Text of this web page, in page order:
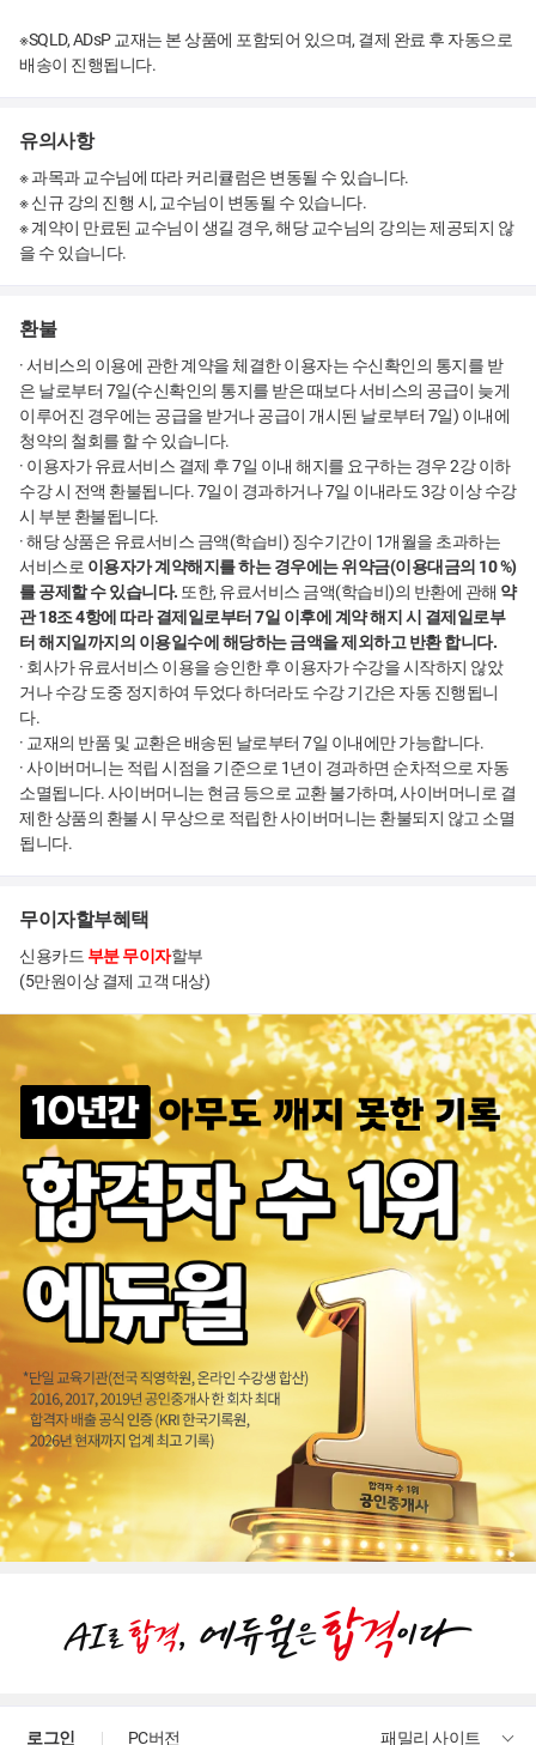
※SQLD, ADsP 교재는 본 상품에 포함되어 있으며, 결제 완료 후 자동으로
배송이 진행됩니다.
유의사항
※ 과목과 교수님에 따라 커리큘럼은 변동될 수 있습니다.
※ 신규 강의 진행 시, 교수님이 변동될 수 있습니다.
※ 계약이 만료된 교수님이 생길 경우, 해당 교수님의 강의는 제공되지 않
을 수 있습니다.
환불
· 서비스의 이용에 관한 계약을 체결한 이용자는 수신확인의 통지를 받
은 날로부터 7일(수신확인의 통지를 받은 때보다 서비스의 공급이 늦게
이루어진 경우에는 공급을 받거나 공급이 개시된 날로부터 7일) 이내에
청약의 철회를 할 수 있습니다.
· 이용자가 유료서비스 결제 후 7일 이내 해지를 요구하는 경우 2강 이하
수강 시 전액 환불됩니다. 7일이 경과하거나 7일 이내라도 3강 이상 수강
시 부분 환불됩니다.
· 해당 상품은 유료서비스 금액(학습비) 징수기간이 1개월을 초과하는
서비스로 이용자가 계약해지를 하는 경우에는 위약금(이용대금의 10 %)
를 공제할 수 있습니다. 또한, 유료서비스 금액(학습비)의 반환에 관해 약
관 18조 4항에 따라 결제일로부터 7일 이후에 계약 해지 시 결제일로부
터 해지일까지의 이용일수에 해당하는 금액을 제외하고 반환 합니다.
· 회사가 유료서비스 이용을 승인한 후 이용자가 수강을 시작하지 않았
거나 수강 도중 정지하여 두었다 하더라도 수강 기간은 자동 진행됩니
다.
· 교재의 반품 및 교환은 배송된 날로부터 7일 이내에만 가능합니다.
· 사이버머니는 적립 시점을 기준으로 1년이 경과하면 순차적으로 자동
소멸됩니다. 사이버머니는 현금 등으로 교환 불가하며, 사이버머니로 결
제한 상품의 환불 시 무상으로 적립한 사이버머니는 환불되지 않고 소멸
됩니다.
무이자할부혜택
신용카드 부분 무이자할부
(5만원이상 결제 고객 대상)
로그인 PC버전 패밀리 사이트